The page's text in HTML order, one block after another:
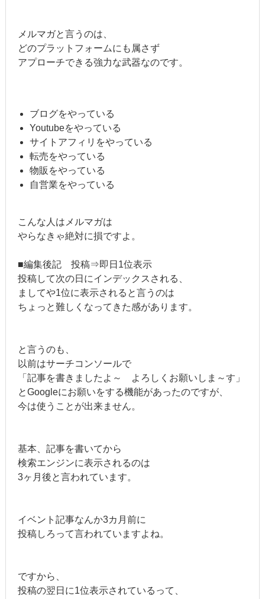
メルマガと言うのは、
どのプラットフォームにも属さず
アプローチできる強力な武器なのです。
ブログをやっている
Youtubeをやっている
サイトアフィリをやっている
転売をやっている
物販をやっている
自営業をやっている
こんな人はメルマガは
やらなきゃ絶対に損ですよ。
■編集後記 投稿⇒即日1位表示
投稿して次の日にインデックスされる、
ましてや1位に表示されると言うのは
ちょっと難しくなってきた感があります。
と言うのも、
以前はサーチコンソールで
「記事を書きましたよ～ よろしくお願いしま～す」
とGoogleにお願いをする機能があったのですが、
今は使うことが出来ません。
基本、記事を書いてから
検索エンジンに表示されるのは
3ヶ月後と言われています。
イベント記事なんか3カ月前に
投稿しろって言われていますよね。
ですから、
投稿の翌日に1位表示されているって、